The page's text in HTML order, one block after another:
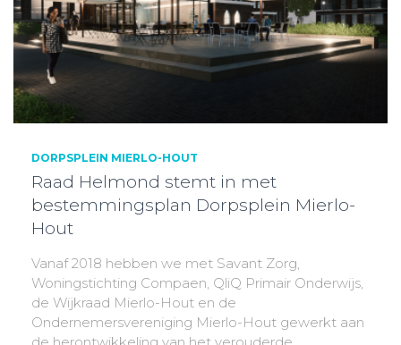
DORPSPLEIN MIERLO-HOUT
Raad Helmond stemt in met
bestemmingsplan Dorpsplein Mierlo-
Hout
Vanaf 2018 hebben we met Savant Zorg,
Woningstichting Compaen, QliQ Primair Onderwijs,
de Wijkraad Mierlo-Hout en de
Ondernemersvereniging Mierlo-Hout gewerkt aan
de herontwikkeling van het verouderde